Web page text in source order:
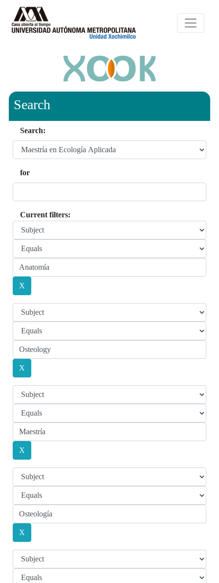
Search
Search:
for
Current filters: